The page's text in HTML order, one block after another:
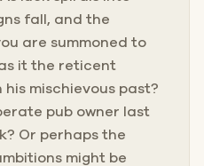
fall, and the
are summoned to
it the reticent
his mischievous past?
pub owner last
Or perhaps the
might be